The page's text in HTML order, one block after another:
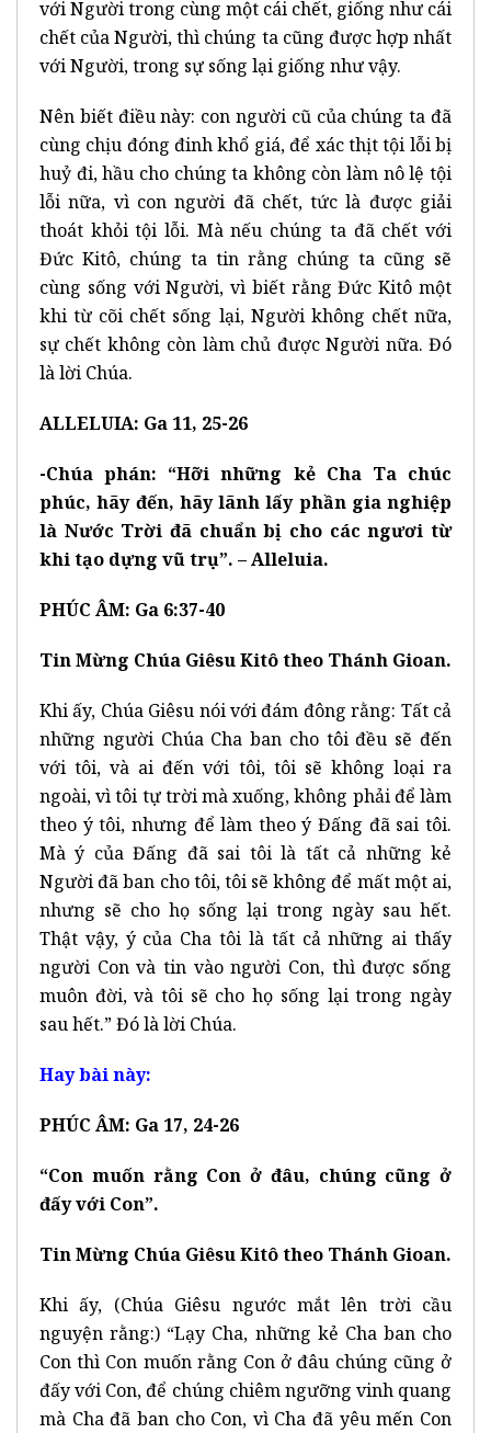
với Người trong cùng một cái chết, giống như cái
chết của Người, thì chúng ta cũng được hợp nhất
với Người, trong sự sống lại giống như vậy.
Nên biết điều này: con người cũ của chúng ta đã
cùng chịu đóng đinh khổ giá, để xác thịt tội lỗi bị
huỷ đi, hầu cho chúng ta không còn làm nô lệ tội
lỗi nữa, vì con người đã chết, tức là được giải
thoát khỏi tội lỗi. Mà nếu chúng ta đã chết với
Đức Kitô, chúng ta tin rằng chúng ta cũng sẽ
cùng sống với Người, vì biết rằng Đức Kitô một
khi từ cõi chết sống lại, Người không chết nữa,
sự chết không còn làm chủ được Người nữa. Đó
là lời Chúa.
ALLELUIA: Ga 11, 25-26
-Chúa phán: “Hỡi những kẻ Cha Ta chúc
phúc, hãy đến, hãy lãnh lấy phần gia nghiệp
là Nước Trời đã chuẩn bị cho các ngươi từ
khi tạo dựng vũ trụ”. – Alleluia.
PHÚC ÂM: Ga 6:37-40
Tin Mừng Chúa Giêsu Kitô theo Thánh Gioan.
Khi ấy, Chúa Giêsu nói với đám đông rằng: Tất cả
những người Chúa Cha ban cho tôi đều sẽ đến
với tôi, và ai đến với tôi, tôi sẽ không loại ra
ngoài, vì tôi tự trời mà xuống, không phải để làm
theo ý tôi, nhưng để làm theo ý Đấng đã sai tôi.
Mà ý của Đấng đã sai tôi là tất cả những kẻ
Người đã ban cho tôi, tôi sẽ không để mất một ai,
nhưng sẽ cho họ sống lại trong ngày sau hết.
Thật vậy, ý của Cha tôi là tất cả những ai thấy
người Con và tin vào người Con, thì được sống
muôn đời, và tôi sẽ cho họ sống lại trong ngày
sau hết.” Đó là lời Chúa.
Hay bài này:
PHÚC ÂM: Ga 17, 24-26
“Con muốn rằng Con ở đâu, chúng cũng ở
đấy với Con”.
Tin Mừng Chúa Giêsu Kitô theo Thánh Gioan.
Khi ấy, (Chúa Giêsu ngước mắt lên trời cầu
nguyện rằng:) “Lạy Cha, những kẻ Cha ban cho
Con thì Con muốn rằng Con ở đâu chúng cũng ở
đấy với Con, để chúng chiêm ngưỡng vinh quang
mà Cha đã ban cho Con, vì Cha đã yêu mến Con